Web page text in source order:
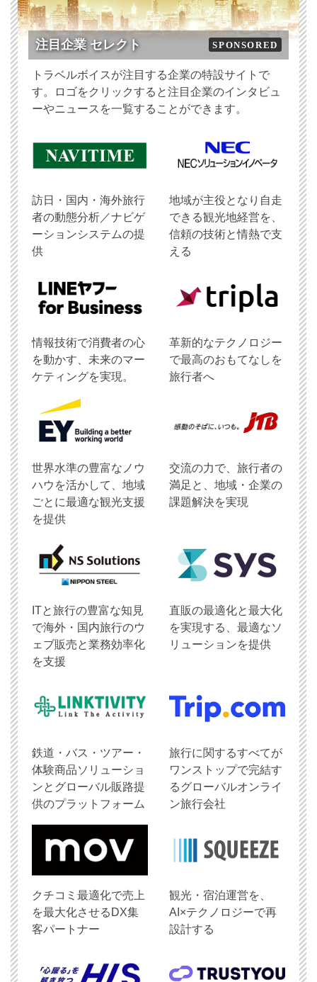
注目企業 セレクト SPONSORED
トラベルボイスが注目する企業の特設サイトで
す。ロゴをクリックすると注目企業のインタビュ
ーやニュースを一覧することができます。
訪日・国内・海外旅行
者の動態分析／ナビゲ
ーションシステムの提
供
地域が主役となり自走
できる観光地経営を、
信頼の技術と情熱で支
える
情報技術で消費者の心
を動かす、未来のマー
ケティングを実現。
革新的なテクノロジー
で最高のおもてなしを
旅行者へ
世界水準の豊富なノウ
ハウを活かして、地域
ごとに最適な観光支援
を提供
交流の力で、旅行者の
満足と、地域・企業の
課題解決を実現
ITと旅行の豊富な知見
で海外・国内旅行のウ
ェブ販売と業務効率化
を支援
直販の最適化と最大化
を実現する、最適なソ
リューションを提供
鉄道・バス・ツアー・
体験商品ソリューショ
ンとグローバル販路提
供のプラットフォーム
旅行に関するすべてが
ワンストップで完結す
るグローバルオンライ
ン旅行会社
クチコミ最適化で売上
を最大化させるDX集
客パートナー
観光・宿泊運営を、
AI×テクノロジーで再
設計する